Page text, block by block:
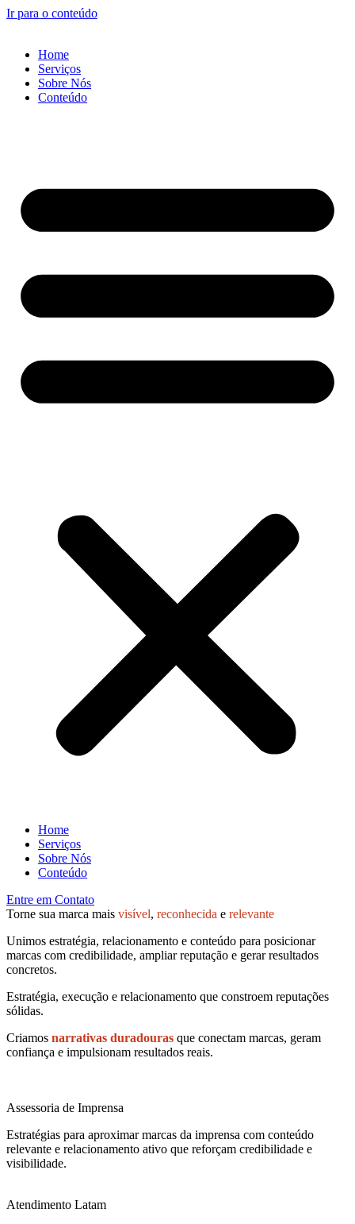
Ir para o conteúdo
Home
Serviços
Sobre Nós
Conteúdo
Home
Serviços
Sobre Nós
Conteúdo
Entre em Contato
Torne sua marca mais visível, reconhecida e relevante
Unimos estratégia, relacionamento e conteúdo para posicionar
marcas com credibilidade, ampliar reputação e gerar resultados
concretos.
Estratégia, execução e relacionamento que constroem reputações
sólidas.
Criamos narrativas duradouras que conectam marcas, geram
confiança e impulsionam resultados reais.
Assessoria de Imprensa
Estratégias para aproximar marcas da imprensa com conteúdo
relevante e relacionamento ativo que reforçam credibilidade e
visibilidade.
Atendimento Latam